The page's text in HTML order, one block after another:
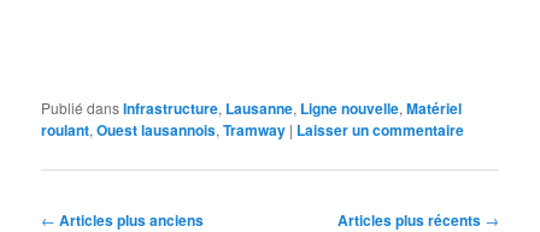
Publié dansInfrastructure, Lausanne, Ligne nouvelle,Matériel
roulant,Ouest lausannois,Tramway | Laisser un commentaire
Navigation
← Articles plus anciens Articles plus récents →